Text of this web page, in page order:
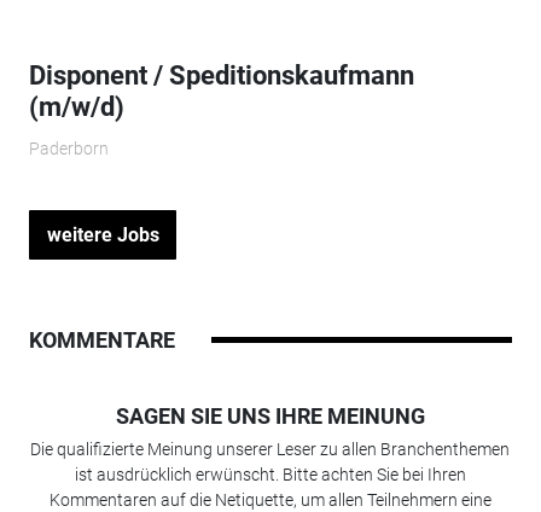
Disponent / Speditionskaufmann
(m/w/d)
Paderborn
weitere Jobs
KOMMENTARE
SAGEN SIE UNS IHRE MEINUNG
Die qualifizierte Meinung unserer Leser zu allen Branchenthemen
ist ausdrücklich erwünscht. Bitte achten Sie bei Ihren
Kommentaren auf die Netiquette, um allen Teilnehmern eine